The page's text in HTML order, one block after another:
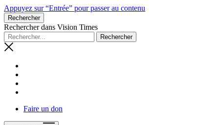
Appuyez sur “Entrée” pour passer au contenu
Rechercher
Rechercher dans Vision Times
Faire un don